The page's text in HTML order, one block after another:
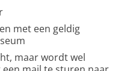
met een geldig
maar wordt wel